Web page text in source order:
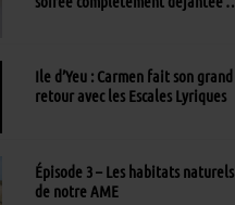
Ile d’Yeu : Carmen fait son grand
retour avec les Escales Lyriques
Épisode 3 – Les habitats naturels
de notre AME